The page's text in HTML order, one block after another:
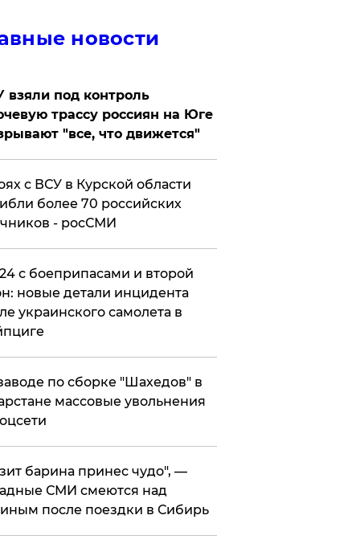
новости
взяли под контроль
трассу россиян на Юге
"все, что движется"
с ВСУ в Курской области
более 70 российских
- росСМИ
с боеприпасами и второй
новые детали инцидента
украинского самолета в
по сборке "Шахедов" в
массовые увольнения
барина принес чудо", —
СМИ смеются над
после поездки в Сибирь